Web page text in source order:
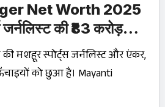
Net Worth 2025
जर्नलिस्ट की ₹83 करोड़
सफलता की कहानी
को छुआ है। Mayanti